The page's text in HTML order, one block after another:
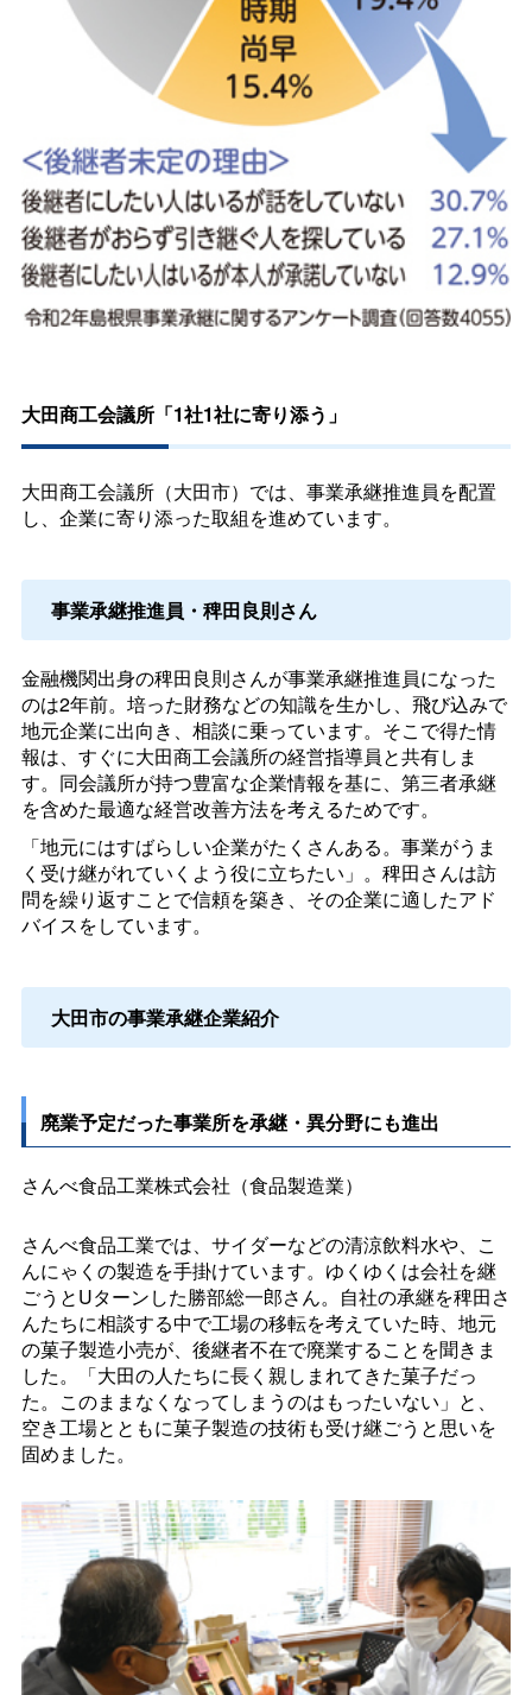
大田商工会議所「1社1社に寄り添う」
大田商工会議所（大田市）では、事業承継推進員を配置
し、企業に寄り添った取組を進めています。
事業承継推進員・稗田良則さん
金融機関出身の稗田良則さんが事業承継推進員になった
のは2年前。培った財務などの知識を生かし、飛び込みで
地元企業に出向き、相談に乗っています。そこで得た情
報は、すぐに大田商工会議所の経営指導員と共有しま
す。同会議所が持つ豊富な企業情報を基に、第三者承継
を含めた最適な経営改善方法を考えるためです。
「地元にはすばらしい企業がたくさんある。事業がうま
く受け継がれていくよう役に立ちたい」。稗田さんは訪
問を繰り返すことで信頼を築き、その企業に適したアド
バイスをしています。
大田市の事業承継企業紹介
廃業予定だった事業所を承継・異分野にも進出
さんべ食品工業株式会社（食品製造業）
さんべ食品工業では、サイダーなどの清涼飲料水や、こ
んにゃくの製造を手掛けています。ゆくゆくは会社を継
ごうとUターンした勝部総一郎さん。自社の承継を稗田さ
んたちに相談する中で工場の移転を考えていた時、地元
の菓子製造小売が、後継者不在で廃業することを聞きま
した。「大田の人たちに長く親しまれてきた菓子だっ
た。このままなくなってしまうのはもったいない」と、
空き工場とともに菓子製造の技術も受け継ごうと思いを
固めました。